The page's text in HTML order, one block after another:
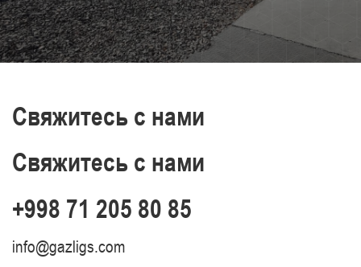
Свяжитесь с нами
Свяжитесь с нами
+998 71 205 80 85
info@gazligs.com